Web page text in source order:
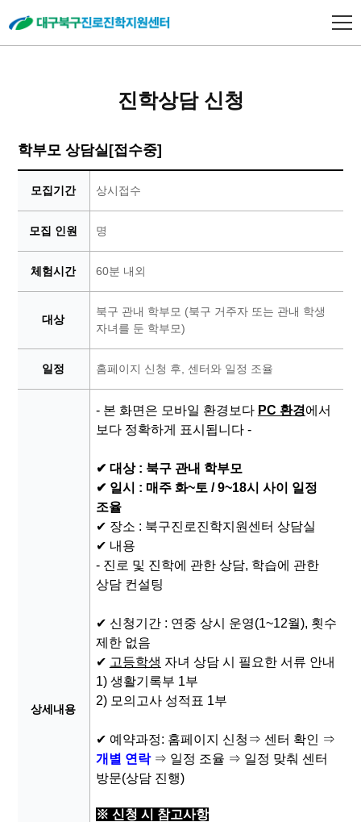
진학상담 신청
학부모 상담실 [접수중]
모집기간 상시접수
모집 인원 명
체험시간 60분 내외
대상
북구 관내 학부모 (북구 거주자 또는 관내 학생
자녀를 둔 학부모)
일정 홈페이지 신청 후, 센터와 일정 조율
상세내용
- 본 화면은 모바일 환경보다 PC 환경에서
보다 정확하게 표시됩니다 -
✔ 대상 : 북구 관내 학부모
✔ 일시 : 매주 화~토 / 9~18시 사이 일정
조율
✔ 장소 : 북구진로진학지원센터 상담실
✔ 내용
- 진로 및 진학에 관한 상담, 학습에 관한
상담 컨설팅
✔ 신청기간 : 연중 상시 운영(1~12월), 횟수
제한 없음
✔ 고등학생 자녀 상담 시 필요한 서류 안내
1) 생활기록부 1부
2) 모의고사 성적표 1부
✔ 예약과정: 홈페이지 신청⇒ 센터 확인 ⇒
개별 연락⇒ 일정 조율 ⇒ 일정 맞춰 센터
방문(상담 진행)
※ 신청 시 참고사항